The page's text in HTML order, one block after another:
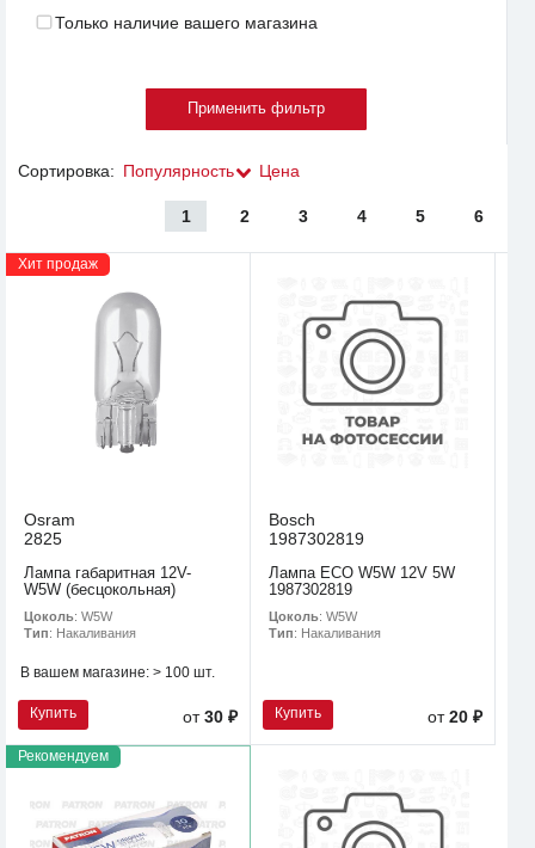
Только наличие вашего магазина
Сортировка: Популярность Цена
1 2 3 4 5 6
Хит продаж
Osram
2825
Лампа габаритная 12V-
W5W (бесцокольная)
Цоколь: W5W
Тип: Накаливания
В вашем магазине: > 100 шт.
Купить от30 ₽
Bosch
1987302819
Лампа ECO W5W 12V 5W
1987302819
Цоколь: W5W
Тип: Накаливания
Купить от20 ₽
Рекомендуем